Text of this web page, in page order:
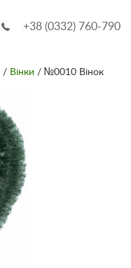
+38 (0332) 760-790
/ Вінки / №0010 Вінок